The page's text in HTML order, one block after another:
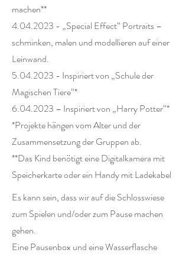
machen**
4.04.2023 - „Special Effect“ Portraits –
schminken, malen und modellieren auf einer
Leinwand.
5.04.2023 - Inspiriert von „Schule der
Magischen Tiere“*
6.04.2023 – Inspiriert von „Harry Potter“*
*Projekte hängen vom Alter und der
Zusammensetzung der Gruppen ab.
**Das Kind benötigt eine Digitalkamera mit
Speicherkarte oder ein Handy mit Ladekabel
Es kann sein, dass wir auf die Schlosswiese
zum Spielen und/oder zum Pause machen
gehen.
Eine Pausenbox und eine Wasserflasche